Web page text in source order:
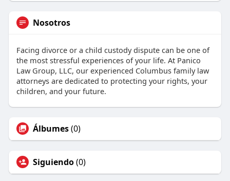
Nosotros
Facing divorce or a child custody dispute can be one of
the most stressful experiences of your life. At Panico
Law Group, LLC, our experienced Columbus family law
attorneys are dedicated to protecting your rights, your
children, and your future.
Álbumes(0)
Siguiendo(0)